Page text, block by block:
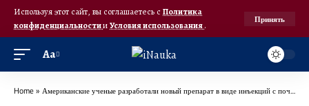
Используя этот сайт, вы соглашаетесь с Политика
конфиденциальностииУсловия использования.
Принять
Аа
Home » Американские ученые разработали новый препарат в виде инъекций с почти 100%-й защитой от ВИЧ